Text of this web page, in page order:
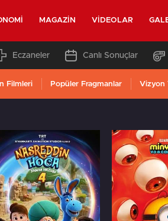
MAGAZIN VIDEOLAR
Eczaneler Canlı Sonuçlar
Filmleri Popüler Fragmanlar Vizyon